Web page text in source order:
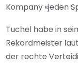
Kompany «jeden
Tuchel habe in
Rekordmeister
der rechte